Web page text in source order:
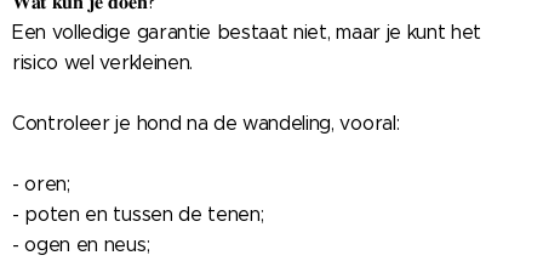
Een volledige garantie bestaat niet, maar je kunt het
risico wel verkleinen.
Controleer je hond na de wandeling, vooral:
- oren;
- poten en tussen de tenen;
- ogen en neus;